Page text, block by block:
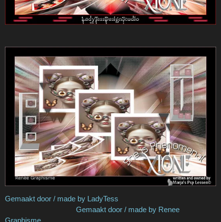
Gemaakt door / made by LadyTess
Gemaakt door / made by Renee
Graphisme